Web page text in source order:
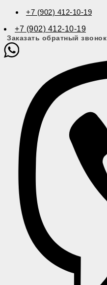
+7 (902) 412-10-19
+7 (902) 412-10-19
Заказать обратный звонок